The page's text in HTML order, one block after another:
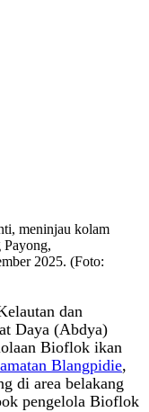
meninjau kolam
2025. (Foto:
dan
Daya (Abdya)
Bioflok ikan
Blangpidie,
di area belakang
pengelola Bioflok